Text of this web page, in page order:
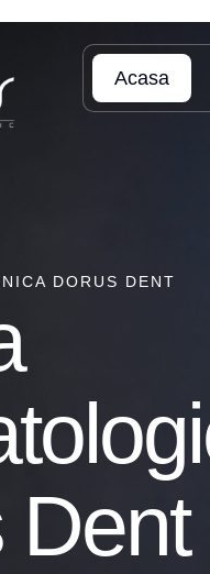
Acasa
DORUS DENT
Dent